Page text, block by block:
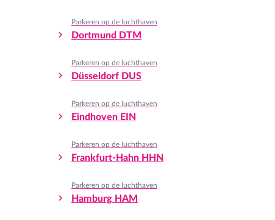
Parkeren op de luchthaven
Dortmund DTM
Parkeren op de luchthaven
Düsseldorf DUS
Parkeren op de luchthaven
Eindhoven EIN
Parkeren op de luchthaven
Frankfurt-Hahn HHN
Parkeren op de luchthaven
Hamburg HAM